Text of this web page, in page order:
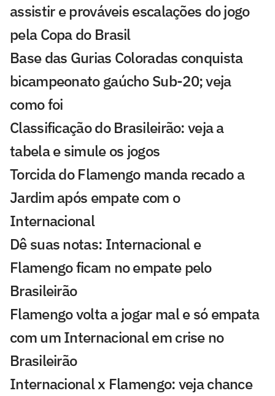
assistir e prováveis escalações do jogo
pela Copa do Brasil
Base das Gurias Coloradas conquista
bicampeonato gaúcho Sub-20; veja
como foi
Classificação do Brasileirão: veja a
tabela e simule os jogos
Torcida do Flamengo manda recado a
Jardim após empate com o
Internacional
Dê suas notas: Internacional e
Flamengo ficam no empate pelo
Brasileirão
Flamengo volta a jogar mal e só empata
com um Internacional em crise no
Brasileirão
Internacional x Flamengo: veja chance